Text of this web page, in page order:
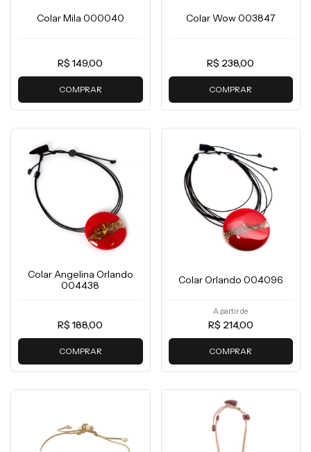
Colar Mila 000040
R$ 149,00
COMPRAR
Colar Wow 003847
R$ 238,00
COMPRAR
Colar Angelina Orlando
004438
R$ 188,00
COMPRAR
Colar Orlando 004096
A partir de
R$ 214,00
COMPRAR